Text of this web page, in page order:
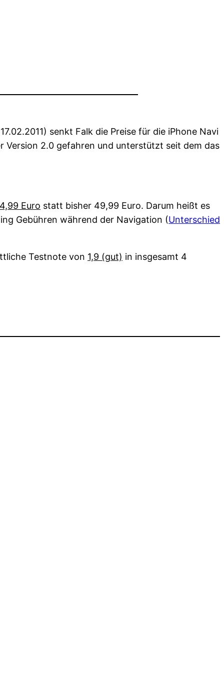
senkt Falk die Preise für die iPhone Navi
Version 2.0 gefahren und unterstützt seit dem das
Euro statt bisher 49,99 Euro. Darum heißt es
Gebühren während der Navigation (Unterschied
Testnote von 1,9 (gut) in insgesamt 4